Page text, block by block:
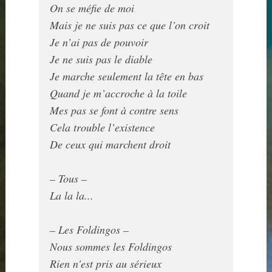
On se méfie de moi
Mais je ne suis pas ce que l’on croit
Je n’ai pas de pouvoir
Je ne suis pas le diable
Je marche seulement la tête en bas
Quand je m’accroche à la toile
Mes pas se font à contre sens
Cela trouble l’existence
De ceux qui marchent droit
– Tous –
La la la...
– Les Foldingos –
Nous sommes les Foldingos
Rien n'est pris au sérieux